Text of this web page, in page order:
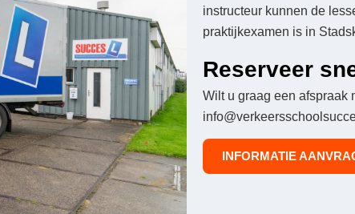
instructeur kunnen de
praktijkexamen is in
Reserveer
Wilt u graag een afspraak
INFORMATIE